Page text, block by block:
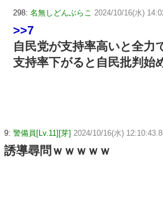
298: 名無しどんぶらこ 2024/10/16(水)
>>7
自民党が支持率高いと全力
支持率下がると自民批判始
9: 警備員[Lv.11][芽] 2024/10/16(水)
誘導尋問ｗｗｗｗｗ